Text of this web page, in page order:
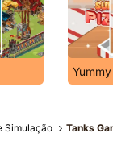
Simulação Tanks